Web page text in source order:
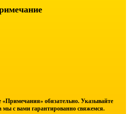
«Примечания» обязательно. Указывайте
мы с вами гарантированно свяжемся.